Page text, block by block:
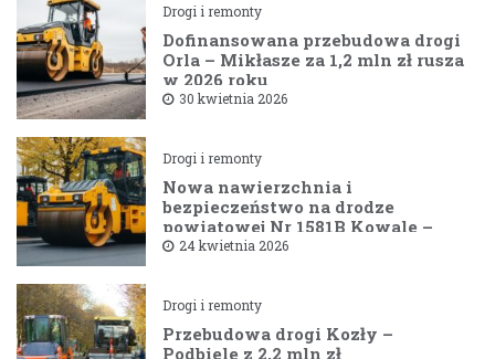
Drogi i remonty
Dofinansowana przebudowa drogi
Orla – Mikłasze za 1,2 mln zł rusza
w 2026 roku
30 kwietnia 2026
Drogi i remonty
Nowa nawierzchnia i
bezpieczeństwo na drodze
powiatowej Nr 1581B Kowale –
Filipy
24 kwietnia 2026
Drogi i remonty
Przebudowa drogi Kozły –
Podbiele z 2,2 mln zł